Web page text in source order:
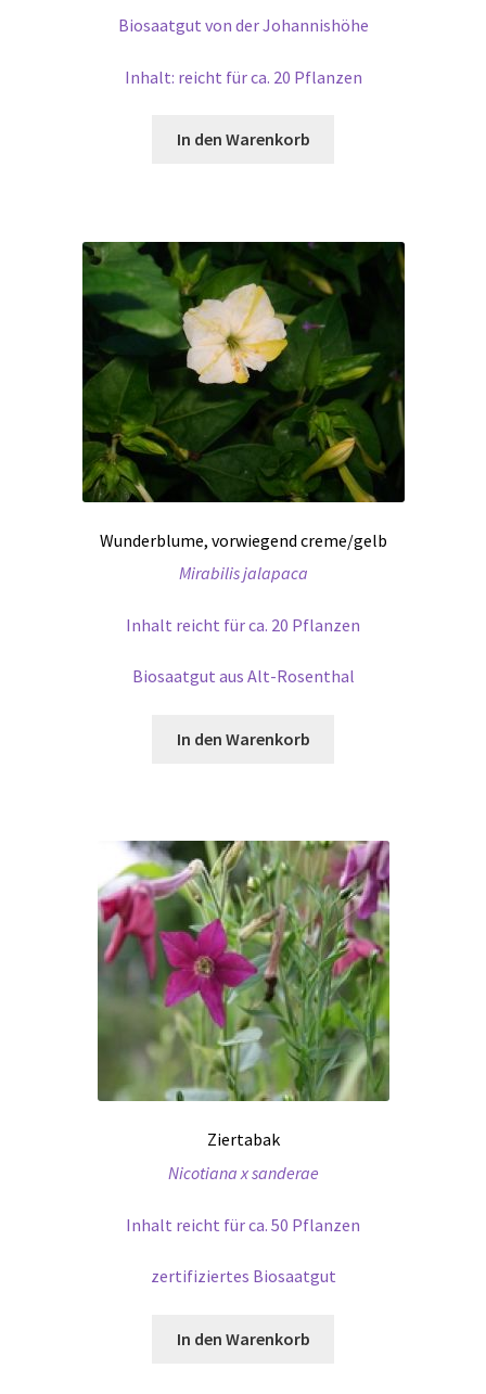
Biosaatgut von der Johannishöhe
Inhalt: reicht für ca. 20 Pflanzen
In den Warenkorb
Wunderblume, vorwiegend creme/gelb
Mirabilis jalapaca
Inhalt reicht für ca. 20 Pflanzen
Biosaatgut aus Alt-Rosenthal
In den Warenkorb
Ziertabak
Nicotiana x sanderae
Inhalt reicht für ca. 50 Pflanzen
zertifiziertes Biosaatgut
In den Warenkorb